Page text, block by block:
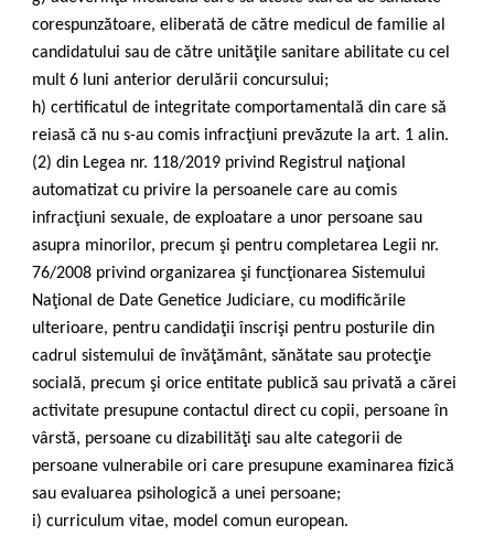
corespunzătoare, eliberată de către medicul de familie al
candidatului sau de către unităţile sanitare abilitate cu cel
mult 6 luni anterior derulării concursului;
h) certificatul de integritate comportamentală din care să
reiasă că nu s-au comis infracţiuni prevăzute la art. 1 alin.
(2) din Legea nr. 118/2019 privind Registrul naţional
automatizat cu privire la persoanele care au comis
infracţiuni sexuale, de exploatare a unor persoane sau
asupra minorilor, precum şi pentru completarea Legii nr.
76/2008 privind organizarea şi funcţionarea Sistemului
Naţional de Date Genetice Judiciare, cu modificările
ulterioare, pentru candidaţii înscrişi pentru posturile din
cadrul sistemului de învăţământ, sănătate sau protecţie
socială, precum şi orice entitate publică sau privată a cărei
activitate presupune contactul direct cu copii, persoane în
vârstă, persoane cu dizabilităţi sau alte categorii de
persoane vulnerabile ori care presupune examinarea fizică
sau evaluarea psihologică a unei persoane;
i) curriculum vitae, model comun european.